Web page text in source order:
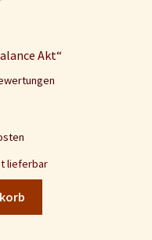
Akt“
lieferbar